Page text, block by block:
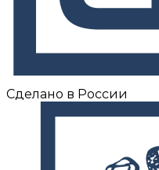
Сделано в России